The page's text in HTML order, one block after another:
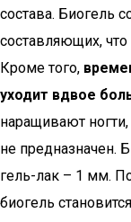
состава. Биогель
составляющих, что
Кроме того,
уходит вдвое
наращивают
не предназначен.
гель-лак – 1 мм.
биогель